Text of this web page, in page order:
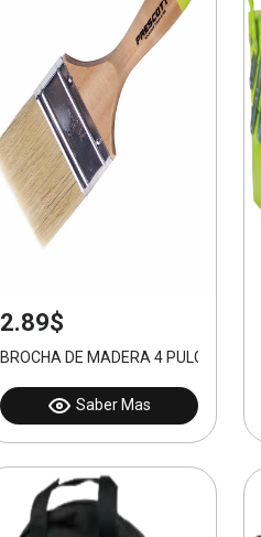
2.89$
BROCHA DE MADERA 4 PULGADAS
Saber Mas